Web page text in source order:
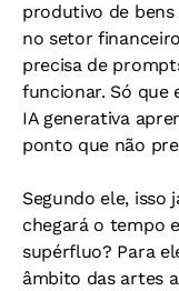
produtivo de bens
no setor
precisa de
funcionar. Só que
IA generativa
ponto que não
Segundo ele, isso
chegará o tempo
supérfluo? Para
âmbito das artes